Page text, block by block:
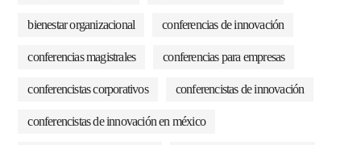
bienestar organizacional conferencias de innovación
conferencias magistrales conferencias para empresas
conferencistas corporativos conferencistas de innovación
conferencistas de innovación en méxico